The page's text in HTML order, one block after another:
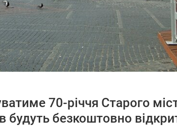
70-річчя Старого
будуть безкоштовно